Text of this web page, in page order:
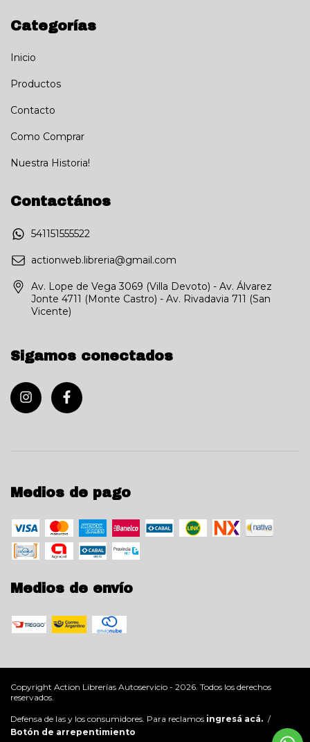
Categorías
Inicio
Productos
Contacto
Como Comprar
Nuestra Historia!
Contactános
541151555522
actionweb.libreria@gmail.com
Av. Lope de Vega 3069 (Villa Devoto) - Av. Álvarez
Jonte 4711 (Monte Castro) - Av. Rivadavia 711 (San
Vicente)
Sigamos conectados
Medios de pago
Medios de envío
Copyright Action Librerías Autoservicio - 2026. Todos los derechos
reservados.
Defensa de las y los consumidores. Para reclamos ingresá acá. /
Botón de arrepentimiento